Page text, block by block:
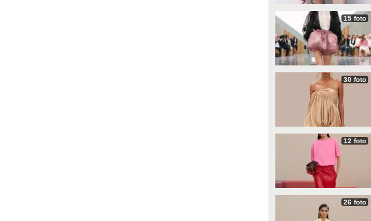
15 foto
30 foto
12 foto
26 foto